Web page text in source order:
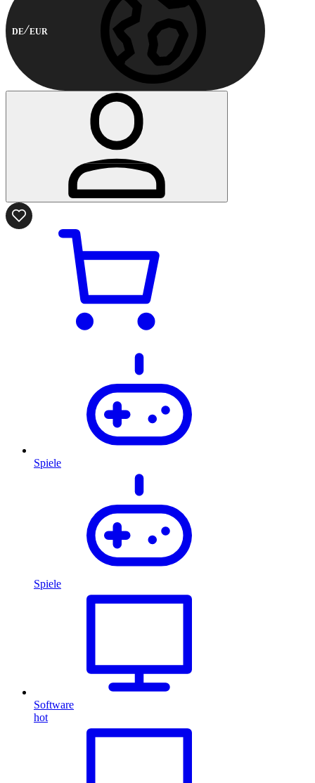
DE EUR
Spiele
Spiele
Software
hot